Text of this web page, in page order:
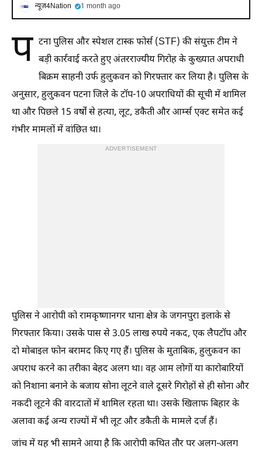
न्यूज़4Nation 1 month ago
प टना पुलिस और स्पेशल टास्क फोर्स (STF) की संयुक्त टीम ने
बड़ी कार्रवाई करते हुए अंतरराज्यीय गिरोह के कुख्यात अपराधी
बिक्रम साहनी उर्फ हुलुकवन को गिरफ्तार कर लिया है। पुलिस के
अनुसार, हुलुकवन पटना जिले के टॉप-10 अपराधियों की सूची में शामिल
था और पिछले 15 वर्षों से हत्या, लूट, डकैती और आर्म्स एक्ट समेत कई
गंभीर मामलों में वांछित था।
ADVERTISEMENT
पुलिस ने आरोपी को रामकृष्णानगर थाना क्षेत्र के जगनपुरा इलाके से
गिरफ्तार किया। उसके पास से 3.05 लाख रुपये नकद, एक लैपटॉप और
दो मोबाइल फोन बरामद किए गए हैं। पुलिस के मुताबिक, हुलुकवन का
अपराध करने का तरीका बेहद अलग था। वह आम लोगों या कारोबारियों
को निशाना बनाने के बजाय सोना लूटने वाले दूसरे गिरोहों से ही सोना और
नकदी लूटने की वारदातों में शामिल रहता था। उसके खिलाफ बिहार के
अलावा कई अन्य राज्यों में भी लूट और डकैती के मामले दर्ज हैं।
जांच में यह भी सामने आया है कि आरोपी कथित तौर पर अलग-अलग